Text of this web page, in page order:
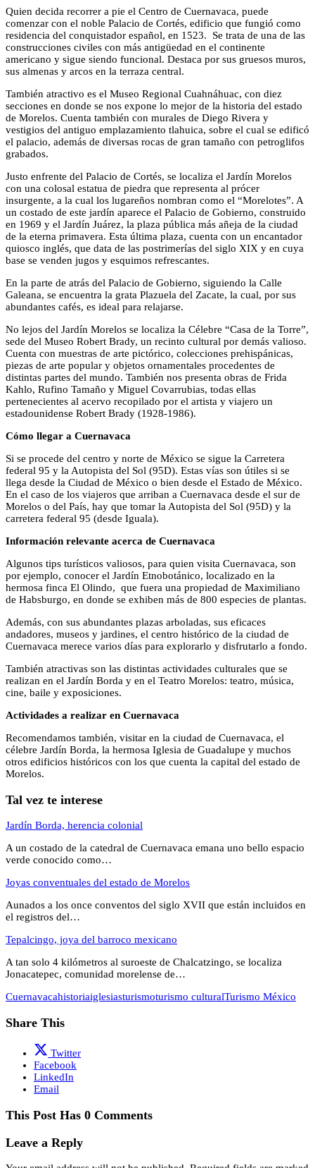
Quien decida recorrer a pie el Centro de Cuernavaca, puede
comenzar con el noble Palacio de Cortés, edificio que fungió como
residencia del conquistador español, en 1523. Se trata de una de las
construcciones civiles con más antigüedad en el continente
americano y sigue siendo funcional. Destaca por sus gruesos muros,
sus almenas y arcos en la terraza central.
También atractivo es el Museo Regional Cuahnáhuac, con diez
secciones en donde se nos expone lo mejor de la historia del estado
de Morelos. Cuenta también con murales de Diego Rivera y
vestigios del antiguo emplazamiento tlahuica, sobre el cual se edificó
el palacio, además de diversas rocas de gran tamaño con petroglifos
grabados.
Justo enfrente del Palacio de Cortés, se localiza el Jardín Morelos
con una colosal estatua de piedra que representa al prócer
insurgente, a la cual los lugareños nombran como el “Morelotes”. A
un costado de este jardín aparece el Palacio de Gobierno, construido
en 1969 y el Jardín Juárez, la plaza pública más añeja de la ciudad
de la eterna primavera. Esta última plaza, cuenta con un encantador
quiosco inglés, que data de las postrimerías del siglo XIX y en cuya
base se venden jugos y esquimos refrescantes.
En la parte de atrás del Palacio de Gobierno, siguiendo la Calle
Galeana, se encuentra la grata Plazuela del Zacate, la cual, por sus
abundantes cafés, es ideal para relajarse.
No lejos del Jardín Morelos se localiza la Célebre “Casa de la Torre”,
sede del Museo Robert Brady, un recinto cultural por demás valioso.
Cuenta con muestras de arte pictórico, colecciones prehispánicas,
piezas de arte popular y objetos ornamentales procedentes de
distintas partes del mundo. También nos presenta obras de Frida
Kahlo, Rufino Tamaño y Miguel Covarrubias, todas ellas
pertenecientes al acervo recopilado por el artista y viajero un
estadounidense Robert Brady (1928-1986).
Cómo llegar a Cuernavaca
Si se procede del centro y norte de México se sigue la Carretera
federal 95 y la Autopista del Sol (95D). Estas vías son útiles si se
llega desde la Ciudad de México o bien desde el Estado de México.
En el caso de los viajeros que arriban a Cuernavaca desde el sur de
Morelos o del País, hay que tomar la Autopista del Sol (95D) y la
carretera federal 95 (desde Iguala).
Información relevante acerca de Cuernavaca
Algunos tips turísticos valiosos, para quien visita Cuernavaca, son
por ejemplo, conocer el Jardín Etnobotánico, localizado en la
hermosa finca El Olindo, que fuera una propiedad de Maximiliano
de Habsburgo, en donde se exhiben más de 800 especies de plantas.
Además, con sus abundantes plazas arboladas, sus eficaces
andadores, museos y jardines, el centro histórico de la ciudad de
Cuernavaca merece varios días para explorarlo y disfrutarlo a fondo.
También atractivas son las distintas actividades culturales que se
realizan en el Jardín Borda y en el Teatro Morelos: teatro, música,
cine, baile y exposiciones.
Actividades a realizar en Cuernavaca
Recomendamos también, visitar en la ciudad de Cuernavaca, el
célebre Jardín Borda, la hermosa Iglesia de Guadalupe y muchos
otros edificios históricos con los que cuenta la capital del estado de
Morelos.
Tal vez te interese
Jardín Borda, herencia colonial
A un costado de la catedral de Cuernavaca emana uno bello espacio
verde conocido como…
Joyas conventuales del estado de Morelos
Aunados a los once conventos del siglo XVII que están incluidos en
el registros del…
Tepalcingo, joya del barroco mexicano
A tan solo 4 kilómetros al suroeste de Chalcatzingo, se localiza
Jonacatepec, comunidad morelense de…
Cuernavacahistoriaiglesiasturismoturismo culturalTurismo México
Share This
Twitter
Facebook
LinkedIn
Email
This Post Has 0 Comments
Leave a Reply